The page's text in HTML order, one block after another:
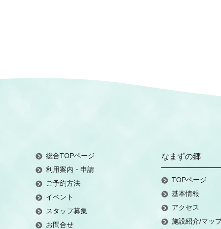
総合TOPページ
利用案内・申請
ご予約方法
イベント
スタッフ募集
お問合せ
なまずの郷
TOPページ
基本情報
アクセス
施設紹介/マッ